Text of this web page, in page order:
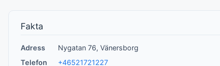
Fakta
Adress
Nygatan 76, Vänersborg
Telefon
+46521721227